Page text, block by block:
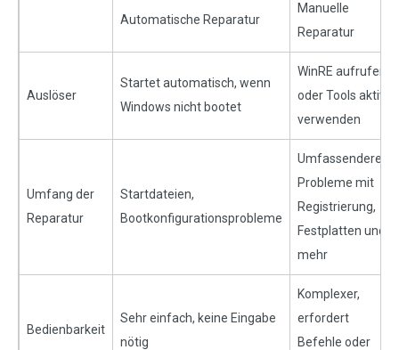
Automatische Reparatur
Manuelle
Reparatur
Auslöser
Startet automatisch, wenn
Windows nicht bootet
WinRE aufrufen
oder Tools aktiv
verwenden
Umfang der
Reparatur
Startdateien,
Bootkonfigurationsprobleme
Umfassendere
Probleme mit
Registrierung,
Festplatten und
mehr
Bedienbarkeit
Sehr einfach, keine Eingabe
nötig
Komplexer,
erfordert
Befehle oder